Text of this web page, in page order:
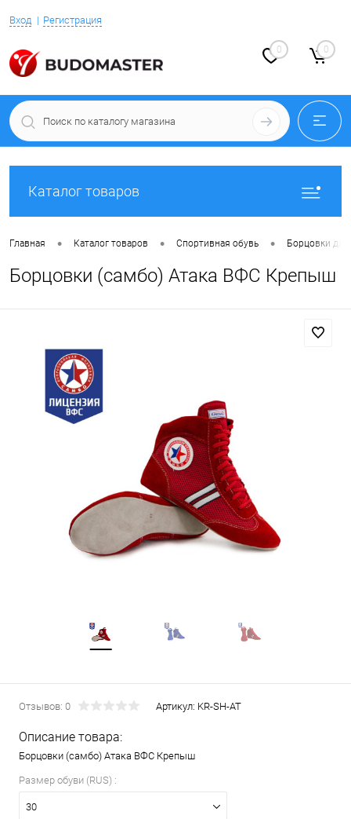
Вход Регистрация
0 0
Каталог товаров
Главная • Каталог товаров • Спортивная обувь • Борцовки
Борцовки (самбо) Атака ВФС Крепыш
Отзывов: 0 Артикул: KR-SH-AT
Описание товара:
Борцовки (самбо) Атака ВФС Крепыш
Размер обуви (RUS) :
30